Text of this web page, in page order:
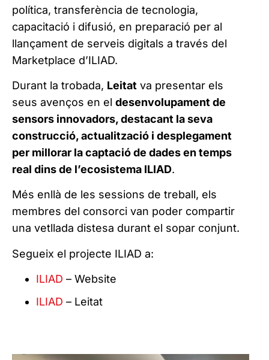
política, transferència de tecnologia,
capacitació i difusió, en preparació per al
llançament de serveis digitals a través del
Marketplace d’ILIAD.
Durant la trobada, Leitat va presentar els
seus avenços en el desenvolupament de
sensors innovadors, destacant la seva
construcció, actualització i desplegament
per millorar la captació de dades en temps
real dins de l’ecosistema ILIAD.
Més enllà de les sessions de treball, els
membres del consorci van poder compartir
una vetllada distesa durant el sopar conjunt.
Segueix el projecte ILIAD a:
ILIAD – Website
ILIAD – Leitat